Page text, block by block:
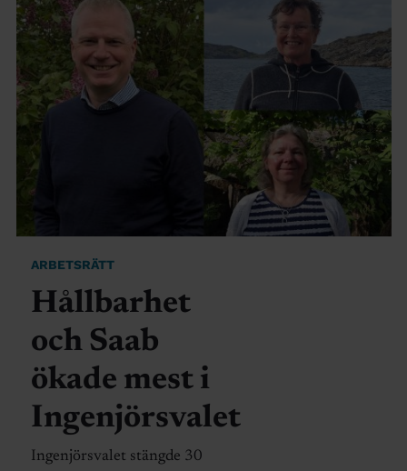
ARBETSRÄTT
Hållbarhet
och Saab
ökade mest i
Ingenjörsvalet
Ingenjörsvalet stängde 30